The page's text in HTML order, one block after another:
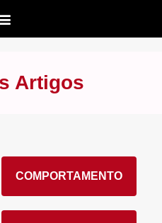
Artigos
COMPORTAMENTO